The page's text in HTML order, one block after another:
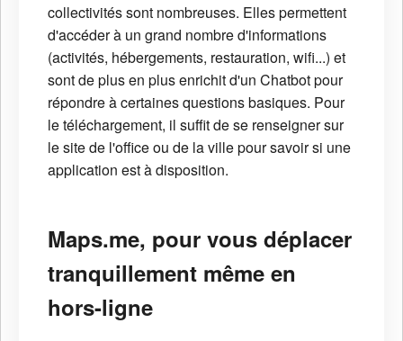
collectivités sont nombreuses. Elles permettent
d'accéder à un grand nombre d'informations
(activités, hébergements, restauration, wifi...) et
sont de plus en plus enrichit d'un Chatbot pour
répondre à certaines questions basiques. Pour
le téléchargement, il suffit de se renseigner sur
le site de l'office ou de la ville pour savoir si une
application est à disposition.
Maps.me, pour vous déplacer
tranquillement même en
hors-ligne